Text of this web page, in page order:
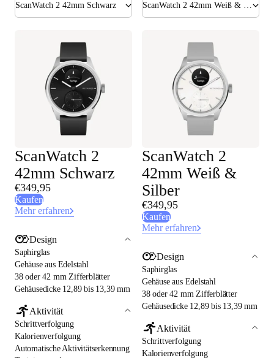
ScanWatch 2 42mm Schwarz ScanWatch 2 42mm Weiß & Silber
ScanWatch 2
42mm Schwarz
€349,95
Kaufen
Mehr erfahren
Design
Saphirglas
Gehäuse aus Edelstahl
38 oder 42 mm Zifferblätter
Gehäusedicke 12,89 bis 13,39 mm
Aktivität
Schrittverfolgung
Kalorienverfolgung
Automatische Aktivitätserkennung
ScanWatch 2
42mm Weiß &
Silber
€349,95
Kaufen
Mehr erfahren
Design
Saphirglas
Gehäuse aus Edelstahl
38 oder 42 mm Zifferblätter
Gehäusedicke 12,89 bis 13,39 mm
Aktivität
Schrittverfolgung
Kalorienverfolgung